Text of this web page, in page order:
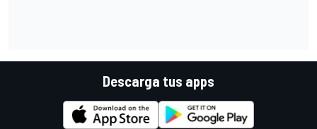
Descarga tus apps